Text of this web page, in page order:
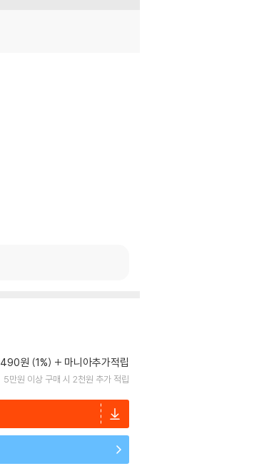
490원 (1%) 마니아추가적립
5만원 이상 구매 시 2천원 추가 적립